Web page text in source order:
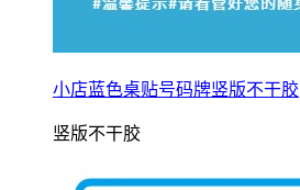
小店蓝色桌贴号码牌竖版不干胶
竖版不干胶